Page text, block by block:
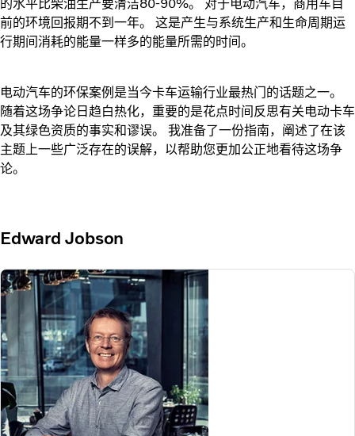
的水平比柴油生产要清洁80-90%。 对于电动汽车，商用车目
前的环境回报期不到一年。 这是产生与系统生产和生命周期运
行期间消耗的能量一样多的能量所需的时间。
电动汽车的环保案例是当今卡车运输行业最热门的话题之一。
随着这场争论日趋白热化，重要的是花点时间反思有关电动卡车
及其绿色资质的事实和谬误。 我准备了一份指南，阐述了在该
主题上一些广泛存在的误解，以帮助您更加公正地看待这场争
论。
Edward Jobson